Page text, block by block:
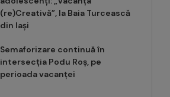
(re)Creativă”, la Baia Turcească
din Iași
Semaforizare continuă în
intersecția Podu Roș, pe
perioada vacanței